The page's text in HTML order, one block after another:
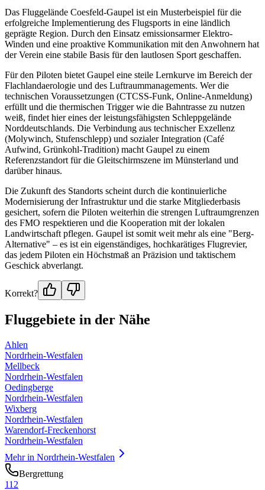
Das Fluggelände Coesfeld-Gaupel ist ein Musterbeispiel für die
erfolgreiche Implementierung des Flugsports in eine ländlich
geprägte Region. Durch den Einsatz emissionsarmer Elektro-
Winden und eine proaktive Kommunikation mit den Anwohnern hat
der Verein eine stabile Basis für den lautlosen Sport geschaffen.
Für den Piloten bietet Gaupel eine steile Lernkurve im Bereich der
Flachlandaerologie und des Luftraummanagements. Wer die
technischen Voraussetzungen (CTCSS-Funk, Online-Anmeldung)
erfüllt und die thermischen Trigger wie die Bahntrasse zu nutzen
weiß, findet hier eines der leistungsfähigsten Schleppgelände
Norddeutschlands. Die Verbindung aus technischer Exzellenz
(Molywinch, Stufenschlepp) und sozialer Integration (Café
Aufwind, Grünkohl-Tradition) macht Gaupel zu einem
Referenzstandort für die Gleitschirmszene im Münsterland und
darüber hinaus.
Die Zukunft des Standorts scheint durch die kontinuierliche
Modernisierung der Infrastruktur und die starke Mitgliederbasis
gesichert, sofern die Piloten weiterhin die strengen Luftraumgrenzen
des FMO respektieren und die Kooperation mit der lokalen
Landwirtschaft pflegen. Gaupel ist somit weit mehr als eine "Berg-
Alternative" – es ist ein eigenständiges, hochkarätiges Flugrevier,
das jedem Piloten ein Höchstmaß an Präzision und taktischem
Geschick abverlangt.
Korrekt?
Fluggebiete in der Nähe
Ahlen
Nordrhein-Westfalen
Mellbeck
Nordrhein-Westfalen
Oedingberge
Nordrhein-Westfalen
Wixberg
Nordrhein-Westfalen
Warendorf-Freckenhorst
Nordrhein-Westfalen
Mehr in Nordrhein-Westfalen
Bergrettung
112